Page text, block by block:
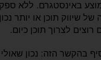
באינסטגרם. ללא
שיווק תוכן או יותר
רוצים לצרוך תוכן כיום.
בהקשר הזה: נכון